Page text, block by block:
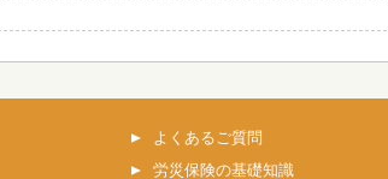
よくあるご質問
労災保険の基礎知識